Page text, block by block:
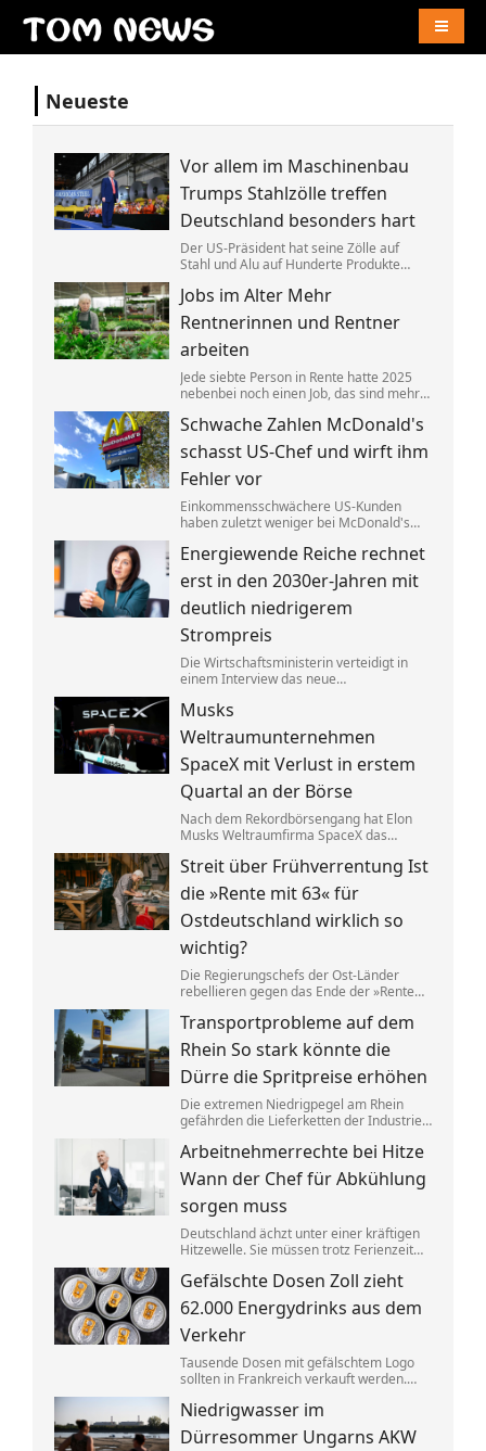
Neueste
Vor allem im Maschinenbau
Trumps Stahlzölle treffen
Deutschland besonders hart
Der US-Präsident hat seine Zölle auf
Stahl und Alu auf Hunderte Produkte
überproportional, zeigt eine neue
Auswertung. China umgeht das offenbar
mit einem Trick.
Jobs im Alter Mehr
Rentnerinnen und Rentner
arbeiten
Jede siebte Person in Rente hatte 2025
nebenbei noch einen Job, das sind mehr
Arbeitgeberverbände »fassungslos«,
dass einige Ministerpräsidenten die
»Rente mit 63« nun doch behalten wollen.
Schwache Zahlen McDonald's
schasst US-Chef und wirft ihm
Fehler vor
Einkommensschwächere US-Kunden
haben zuletzt weniger bei McDonald's
Länderchef aus – Grund für die
schlechten Zahlen seien chaotische
Angebote.
Energiewende Reiche rechnet
erst in den 2030er-Jahren mit
deutlich niedrigerem
Strompreis
Die Wirtschaftsministerin verteidigt in
einem Interview das neue
zu senken. Bis Verbraucher davon etwas
merken, soll es aber noch dauern.
Musks
Weltraumunternehmen
SpaceX mit Verlust in erstem
Quartal an der Börse
Nach dem Rekordbörsengang hat Elon
Musks Weltraumfirma SpaceX das
Millionen Dollar beendet. Zugleich hat
sich der Umsatz nahezu verdoppelt –
dank der Satellitentochter Starlink.
Streit über Frühverrentung Ist
die »Rente mit 63« für
Ostdeutschland wirklich so
wichtig?
Die Regierungschefs der Ost-Länder
rebellieren gegen das Ende der »Rente
größerer Anteil der Ostdeutschen die
dafür nötigen Beitragsjahre. Doch die
Unterschiede zum Westen werden
kleiner.
Transportprobleme auf dem
Rhein So stark könnte die
Dürre die Spritpreise erhöhen
Die extremen Niedrigpegel am Rhein
gefährden die Lieferketten der Industrie.
Autofahrer und das Wirtschaftswachstum
bedeuten könnte.
Arbeitnehmerrechte bei Hitze
Wann der Chef für Abkühlung
sorgen muss
Deutschland ächzt unter einer kräftigen
Hitzewelle. Sie müssen trotz Ferienzeit
so manche Erleichterung.
Gefälschte Dosen Zoll zieht
62.000 Energydrinks aus dem
Verkehr
Tausende Dosen mit gefälschtem Logo
sollten in Frankreich verkauft werden.
Energydrinks, die Getränke wurden
vernichtet.
Niedrigwasser im
Dürresommer Ungarns AKW